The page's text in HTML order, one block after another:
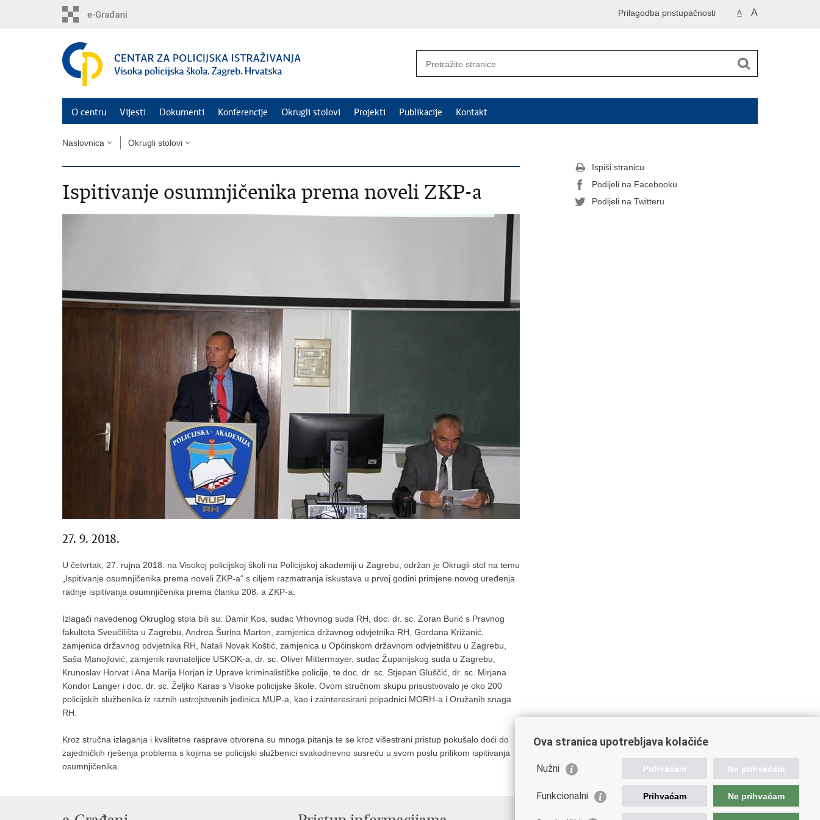
A A
Prilagodba pristupačnosti
O centru Vijesti Dokumenti Konferencije Okrugli stolovi Projekti Publikacije Kontakt
Naslovnica Okrugli stolovi
Ispitivanje osumnjičenika prema noveli ZKP-a
27. 9. 2018.
U četvrtak, 27. rujna 2018. na Visokoj policijskoj školi na Policijskoj akademiji u Zagrebu, održan je Okrugli stol na temu
„Ispitivanje osumnjičenika prema noveli ZKP-a“ s ciljem razmatranja iskustava u prvoj godini primjene novog uređenja
radnje ispitivanja osumnjičenika prema članku 208. a ZKP-a.
Izlagači navedenog Okruglog stola bili su: Damir Kos, sudac Vrhovnog suda RH, doc. dr. sc. Zoran Burić s Pravnog
fakulteta Sveučilišta u Zagrebu, Andrea Šurina Marton, zamjenica državnog odvjetnika RH, Gordana Križanić,
zamjenica državnog odvjetnika RH, Natali Novak Koštić, zamjenica u Općinskom državnom odvjetništvu u Zagrebu,
Saša Manojlović, zamjenik ravnateljice USKOK-a, dr. sc. Oliver Mittermayer, sudac Županijskog suda u Zagrebu,
Krunoslav Horvat i Ana Marija Horjan iz Uprave kriminalističke policije, te doc. dr. sc. Stjepan Gluščić, dr. sc. Mirjana
Kondor Langer i doc. dr. sc. Željko Karas s Visoke policijske škole. Ovom stručnom skupu prisustvovalo je oko 200
policijskih službenika iz raznih ustrojstvenih jedinica MUP-a, kao i zainteresirani pripadnici MORH-a i Oružanih snaga
RH.
Kroz stručna izlaganja i kvalitetne rasprave otvorena su mnoga pitanja te se kroz višestrani pristup pokušalo doći do
zajedničkih rješenja problema s kojima se policijski službenici svakodnevno susreću u svom poslu prilikom ispitivanja
osumnjičenika.
Ispiši stranicu
Podijeli na Facebooku
Podijeli na Twitteru
Ova stranica upotrebljava kolačiće
Nužni Prihvaćam Ne prihvaćam
Funkcionalni Prihvaćam Ne prihvaćam